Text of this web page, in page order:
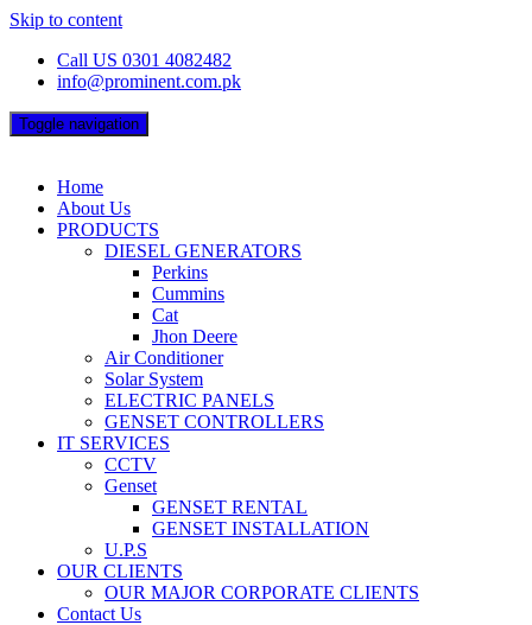
Skip to content
Call US 0301 4082482
info@prominent.com.pk
Toggle navigation
Home
About Us
PRODUCTS
DIESEL GENERATORS
Perkins
Cummins
Cat
Jhon Deere
Air Conditioner
Solar System
ELECTRIC PANELS
GENSET CONTROLLERS
IT SERVICES
CCTV
Genset
GENSET RENTAL
GENSET INSTALLATION
U.P.S
OUR CLIENTS
OUR MAJOR CORPORATE CLIENTS
Contact Us